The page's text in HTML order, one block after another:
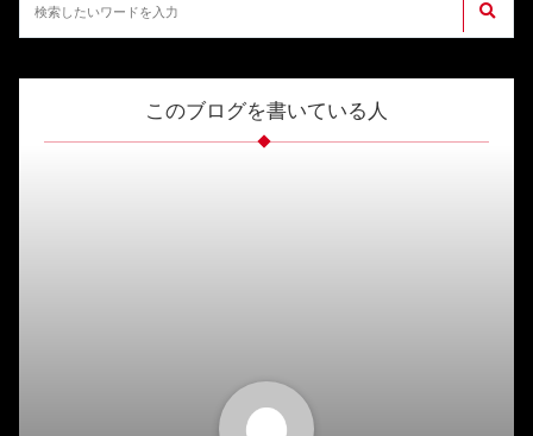
このブログを書いている人